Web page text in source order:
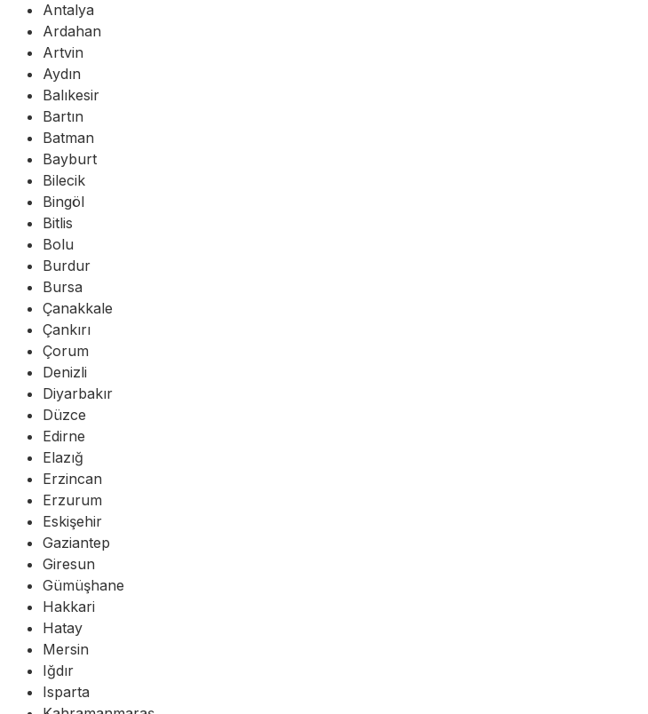
Antalya
Ardahan
Artvin
Aydın
Balıkesir
Bartın
Batman
Bayburt
Bilecik
Bingöl
Bitlis
Bolu
Burdur
Bursa
Çanakkale
Çankırı
Çorum
Denizli
Diyarbakır
Düzce
Edirne
Elazığ
Erzincan
Erzurum
Eskişehir
Gaziantep
Giresun
Gümüşhane
Hakkari
Hatay
Mersin
Iğdır
Isparta